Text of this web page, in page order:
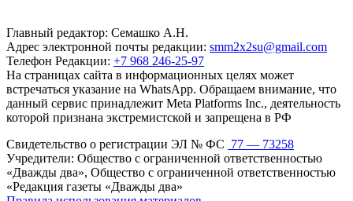
Главный редактор: Семашко А.Н.
Адрес электронной почты редакции: smm2x2su@gmail.com
Телефон Редакции: +7 968 246-25-97
На страницах сайта в информационных целях может
встречаться указание на WhatsApp. Обращаем внимание, что
данный сервис принадлежит Meta Platforms Inc., деятельность
которой признана экстремистской и запрещена в РФ
Свидетельство о регистрации ЭЛ № ФС 77 — 73258
Учредители: Общество с ограниченной ответственностью
«Дважды два», Общество с ограниченной ответственностью
«Редакция газеты «Дважды два»